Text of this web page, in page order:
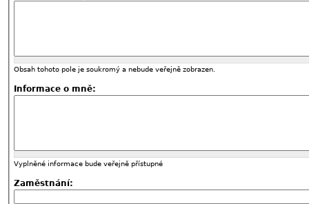
Obsah tohoto pole je soukromý a nebude veřejně zobrazen.
Informace o mně:
Vyplněné informace bude veřejně přístupné
Zaměstnání: